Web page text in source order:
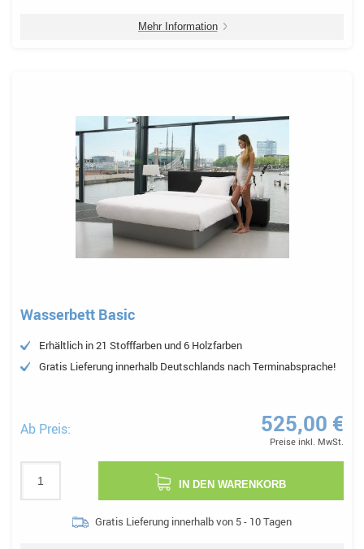
Mehr Information
Wasserbett Basic
Erhältlich in 21 Stofffarben und 6 Holzfarben
Gratis Lieferung innerhalb Deutschlands nach Terminabsprache!
Ab Preis: 525,00 €
Preise inkl. MwSt.
IN DEN WARENKORB
Gratis Lieferung innerhalb von 5 - 10 Tagen